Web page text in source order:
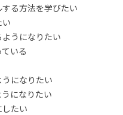
る方法を学びたい
うになりたい
いる
になりたい
になりたい
たい